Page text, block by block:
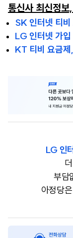
통신사 최신정
SK 인터넷 티
LG 인터넷 가
KT 티비 요금
LG 인
부담
아정당